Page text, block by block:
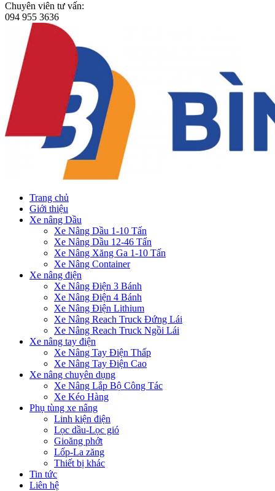
Chuyên viên tư vấn:
094 955 3636
Trang chủ
Giới thiệu
Xe nâng Dầu
Xe Nâng Dầu 1-10 Tấn
Xe Nâng Dầu 12-46 Tấn
Xe Nâng Xăng Ga 1-10 Tấn
Xe Nâng Container
Xe nâng điện
Xe Nâng Điện 3 Bánh
Xe Nâng Điện 4 Bánh
Xe Nâng Điện Lithium
Xe Nâng Reach Truck Đứng Lái
Xe Nâng Reach Truck Ngồi Lái
Xe nâng tay điện
Xe Nâng Tay Điện Thấp
Xe Nâng Tay Điện Cao
Xe nâng chuyên dụng
Xe Nâng Lắp Bộ Công Tác
Xe Kéo Hàng
Phụ tùng xe nâng
Linh kiện điện
Lọc dầu-Lọc gió
Gioăng phớt
Lốp-La zăng
Thiết bị khác
Tin tức
Liên hệ